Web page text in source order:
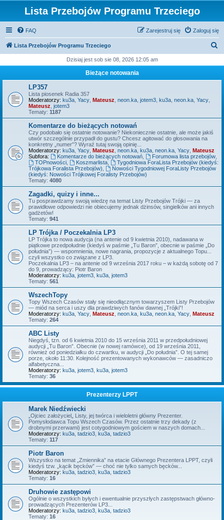
Lista Przebojów Programu Trzeciego
FAQ Zaloguj się
Zarejestruj się
Lista Przebojów Programu Trzeciego
k
Dzisiaj jest sob sie 08, 2026 12:05 am
Bieżące notowania
LP357
Lista piosenek Radia 357
Moderatorzy: ku3a Yacy Mateusz neon.ka jotem3 ku3a neon.ka Yacy
Mateusz jotem3
Tematy: 1187
Komentarze do bieżących notowań
Czy podobało się ostatnie notowanie? Niekoniecznie ostatnie, ale może jakiś
utwór szczególnie przypadł do gustu? Chcesz agitować do głosowania na
konkretny „numer”? Wyraź tutaj swoją opinię...
Moderatorzy: ku3a Yacy Mateusz neon.ka ku3a neon.ka Yacy Mateusz
Subfora:
Komentarze do bieżących notowań, Forumowa lista przebojów,
TOPnowości, Koszmarlista,
Tygodniowa ForaLista Przebojów (kiedyś:
Trójkowa Foralista Przebojów)
Nowości Tygodniowej ForaListy Przebojów
(kiedyś: Nowości Trójkowej Foralisty Przebojów)
Tematy: 4080
Zagadki, quizy i inne...
Tu posprawdzamy swoją wiedzę na temat Listy Przebojów Trójki — za
prawidłowe odpowiedzi nie obiecujemy jednak dżinsów, singielków ani innych
gadżetów!
Tematy: 941
LP Trójka / Poczekalnia LP3
LP Trójka to nowa audycja (na antenie od 9 kwietnia 2010), nadawana w
piątkowe przedpołudnie (kiedyś w paśmie „Tu Baron”, obecnie w paśmie „Do
południa”) — wspomnienia, nowe nagrania, propozycje z aktualnego Topu...
czyli wszystko co związane z LP3.
Poczekalnia LP3 – na antenie od 9 września 2017 roku – w każdą sobotę od 7
do 9, prowadzący: Piotr Baron
Moderatorzy: ku3a jotem3 ku3a jotem3
Tematy: 561
WszechTopy
Topy Wszech Czasów stały się nieodłącznym towarzyszem Listy Przebojów
— miód na serca i uszy dla prawdziwych fanów dawnej „Trójki”!
Moderatorzy: ku3a Yacy Mateusz neon.ka ku3a neon.ka Yacy Mateusz
Tematy: 264
ABC Listy
Niegdyś, tzn. od 6 kwietnia 2010 do 15 września 2011 w przedpołudniowej
audycji „Tu Baron”. Obecnie (w nowej ramówce), od 19 września 2011,
również od poniedziałku do czwartku, w audycji „Do południa”. O tej samej
porze, około 11:30. Kolejność prezentowanych wykonawców — zasadniczo
alfabetyczna...
Moderatorzy: ku3a jotem3 ku3a jotem3
Tematy: 36
Prezenterzy LPPT
Marek Niedźwiecki
„Ojciec założyciel„ Listy, jej twórca i wieloletni główny Prezenter.
Pomysłodawca Topu Wszech Czasów. Przez ostatnie trzy dekady (z
drobnymi przerwami) jest cotygodniowym gościem w naszych domach...
Moderatorzy: ku3a tadzio3 ku3a tadzio3
Tematy: 117
Piotr Baron
Wszystko na temat „Zmiennika” na etacie Głównego Prezentera LPPT, czyli
kiedyś tzw. „kącik bęcków” — choć nie tylko samych bęcków...
Moderatorzy: ku3a tadzio3 ku3a tadzio3
Tematy: 16
Druhowie zastępowi
Ogólnie o wszystkich byłych i ewentualnie przyszłych zastępstwach główno-
prowadzących Prezenterów LP3...
Moderatorzy: ku3a tadzio3 ku3a tadzio3
Tematy: 16